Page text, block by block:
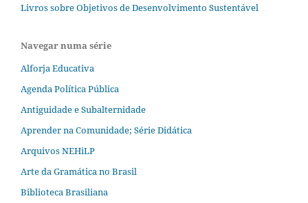
Livros sobre Objetivos de Desenvolvimento Sustentável
Navegar numa série
Alforja Educativa
Agenda Política Pública
Antiguidade e Subalternidade
Aprender na Comunidade; Série Didática
Arquivos NEHiLP
Arte da Gramática no Brasil
Biblioteca Brasiliana